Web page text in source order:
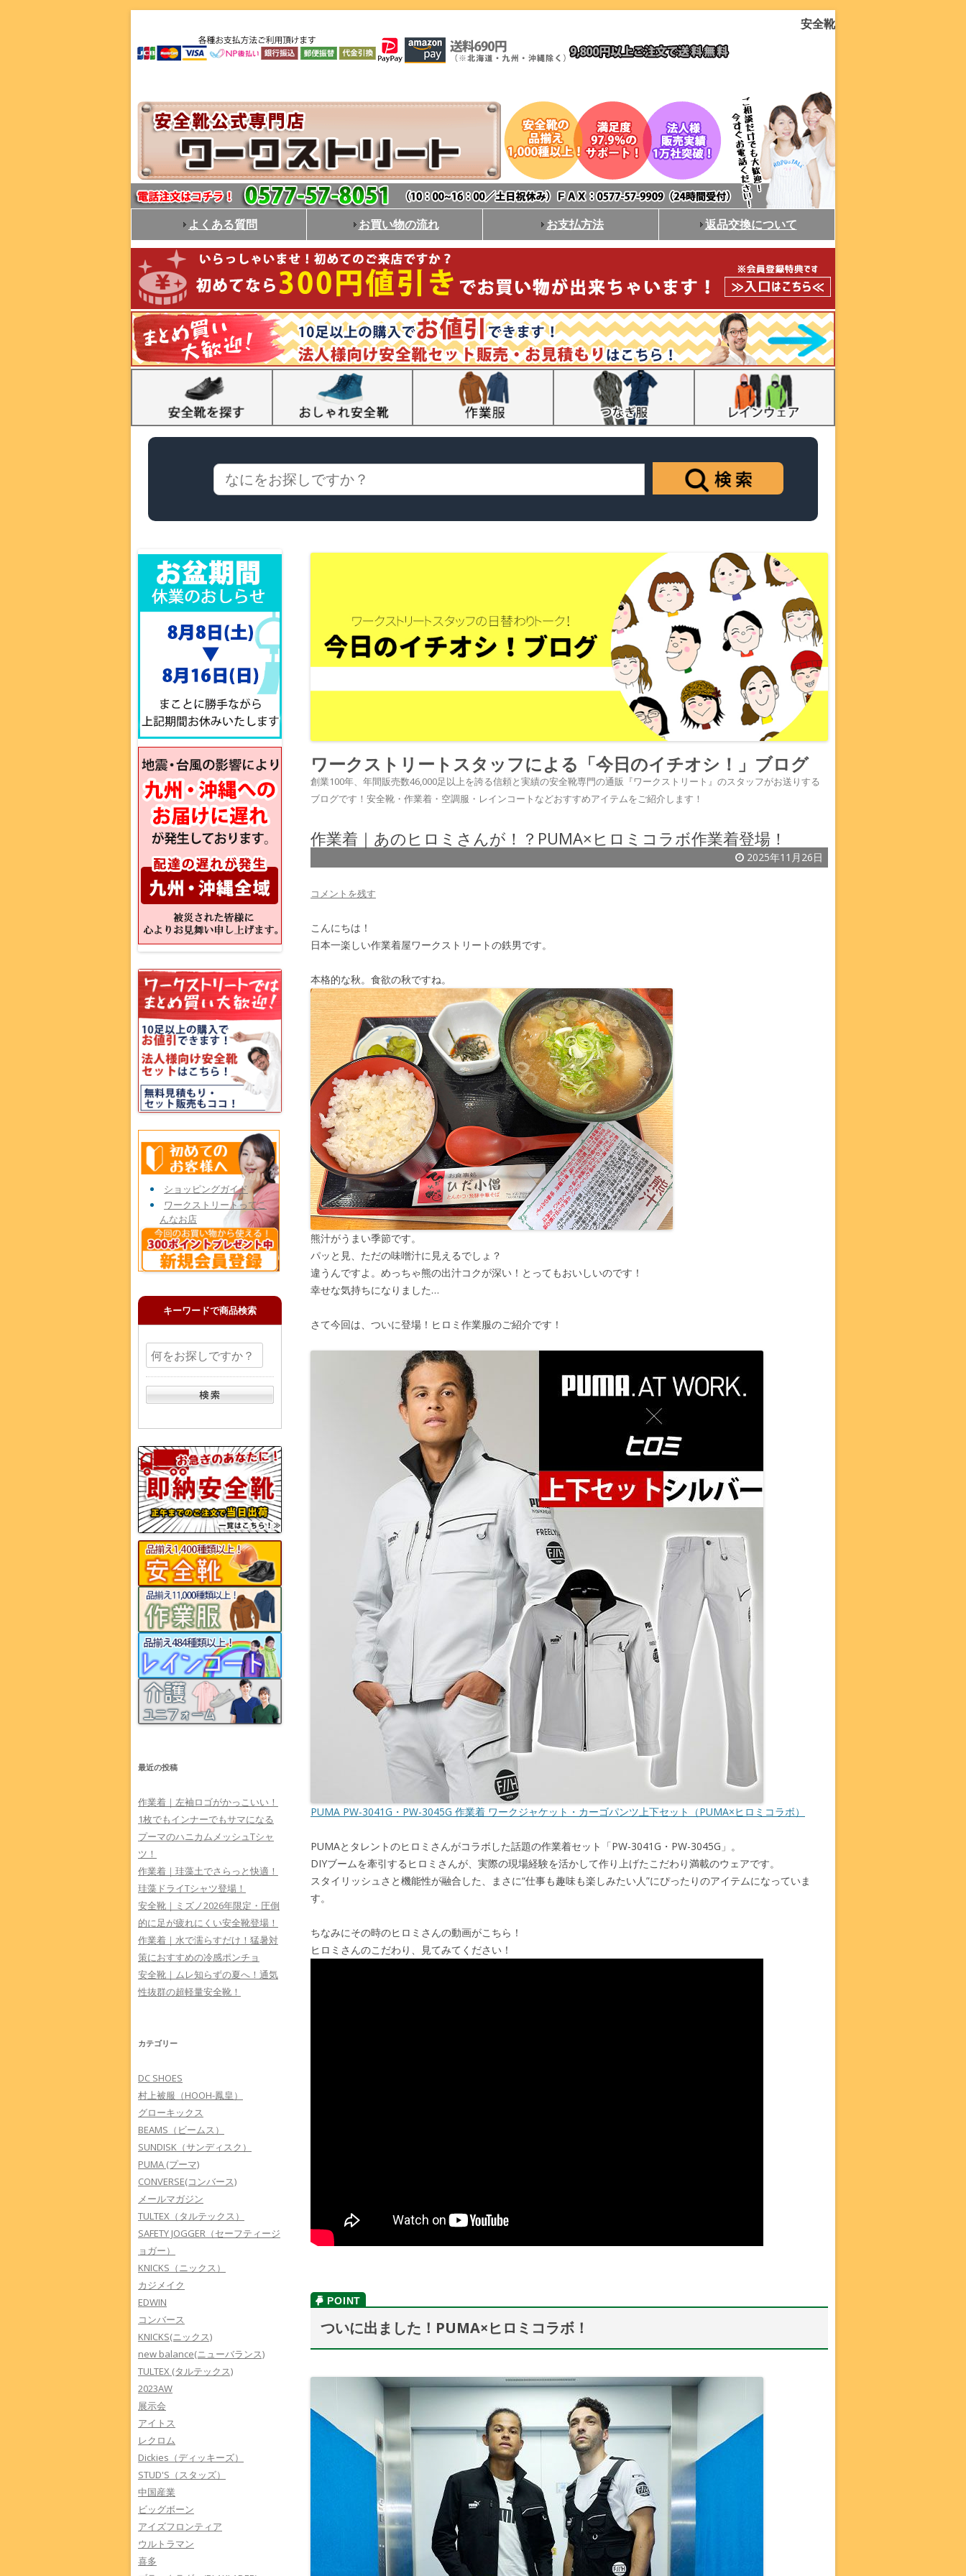
安全靴
よくある質問 お買い物の流れ お支払方法 返品交換について
ワークストリートスタッフによる「今日のイチオシ！」ブログ
創業100年、年間販売数46,000足以上を誇る信頼と実績の安全靴専門の通販『ワークストリート』のスタッフがお送りする
ブログです！安全靴・作業着・空調服・レインコートなどおすすめアイテムをご紹介します！
作業着｜あのヒロミさんが！？PUMA×ヒロミコラボ作業着登場！
2025年11月26日
コメントを残す
こんにちは！
日本一楽しい作業着屋ワークストリートの鉄男です。
本格的な秋。食欲の秋ですね。
熊汁がうまい季節です。
パッと見、ただの味噌汁に見えるでしょ？
違うんですよ。めっちゃ熊の出汁コクが深い！とってもおいしいのです！
幸せな気持ちになりました…
さて今回は、ついに登場！ヒロミ作業服のご紹介です！
PUMA PW-3041G・PW-3045G 作業着 ワークジャケット・カーゴパンツ上下セット（PUMA×ヒロミコラボ）
PUMAとタレントのヒロミさんがコラボした話題の作業着セット「PW-3041G・PW-3045G」。
DIYブームを牽引するヒロミさんが、実際の現場経験を活かして作り上げたこだわり満載のウェアです。
スタイリッシュさと機能性が融合した、まさに“仕事も趣味も楽しみたい人”にぴったりのアイテムになっていま
す。
ちなみにその時のヒロミさんの動画がこちら！
ヒロミさんのこだわり、見てみてください！
ついに出ました！PUMA×ヒロミコラボ！
ショッピングガイド
ワークストリートってこ
んなお店
キーワードで商品検索
最近の投稿
作業着｜左袖ロゴがかっこいい！
1枚でもインナーでもサマになる
プーマのハニカムメッシュTシャ
ツ！
作業着｜珪藻土でさらっと快適！
珪藻ドライTシャツ登場！
安全靴｜ミズノ2026年限定・圧倒
的に足が疲れにくい安全靴登場！
作業着｜水で濡らすだけ！猛暑対
策におすすめの冷感ポンチョ
安全靴｜ムレ知らずの夏へ！通気
性抜群の超軽量安全靴！
カテゴリー
DC SHOES
村上被服（HOOH-鳳皇）
グローキックス
BEAMS（ビームス）
SUNDISK（サンディスク）
PUMA (プーマ)
CONVERSE(コンバース)
メールマガジン
TULTEX（タルテックス）
SAFETY JOGGER（セーフティージ
ョガー）
KNICKS（ニックス）
カジメイク
EDWIN
コンバース
KNICKS(ニックス)
new balance(ニューバランス)
TULTEX (タルテックス)
2023AW
展示会
アイトス
レクロム
Dickies（ディッキーズ）
STUD'S（スタッズ）
中国産業
ビッグボーン
アイズフロンティア
ウルトラマン
喜多